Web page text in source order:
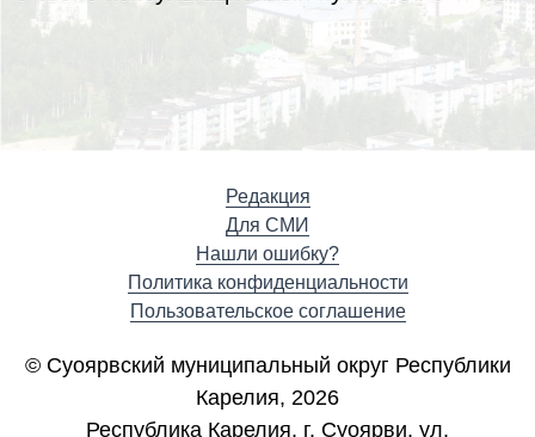
Редакция
Для СМИ
Нашли ошибку?
Политика конфиденциальности
Пользовательское соглашение
© Суоярвский муниципальный округ Республики
Карелия, 2026
Республика Карелия, г. Cуоярви, ул.